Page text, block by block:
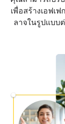
เพื่อสร้างเอฟ
ลาจในรูปแบบ